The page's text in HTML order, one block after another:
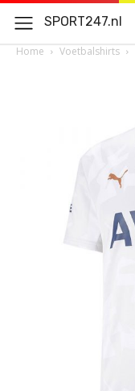
SPORT247.nl
Home Voetbalshirts